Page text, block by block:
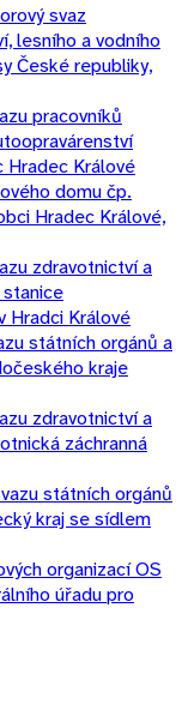
svaz
lesního a vodního
České republiky,
pracovníků
Hradec Králové
domu čp.
Hradec Králové,
zdravotnictví a
stanice
Hradci Králové
státních orgánů a
kraje
zdravotnictví a
záchranná
státních orgánů
kraj se sídlem
organizací OS
úřadu pro